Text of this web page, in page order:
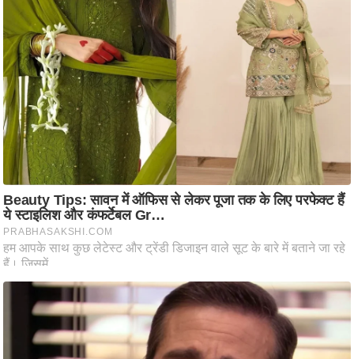
वि
श्ले
ष
ण
स
म
सा
म
यि
क
मा
तृ
भू
मि